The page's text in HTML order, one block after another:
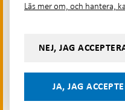
Följ oss på sociala medier
YouTubeDela på:
Facebook
Dela på:
Instagram
Dela
på:
Bluesky
Läs mer om, och hantera,
NEJ, JAG
JA, JAG